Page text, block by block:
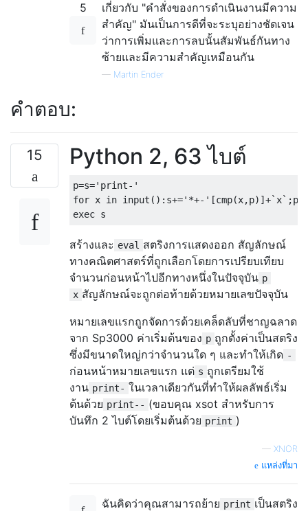
[1,1,2,2,3,3]
1*1+2*2+3*3
[5,5,4,4,3,3]
0
3-1+4-1+5+9-2+6-5-3+5+9
29
7637-388+389-388-387-12-0*0+34+35*35-
5
เกี่ยวกับ "คำสั่งของการดำเนินงานมีความ
สำคัญ" มันเป็นการดีที่จะระบุอย่างชัดเจน
ว่าการเพิ่มและการลบนั้นสัมพันธ์กันทาง
ซ้ายและมีความสำคัญเหมือนกัน
— Martin Ender
คำตอบ:
15 Python 2, 63 ไบต์
p=s='print-'
for x in input (): s+='*+-' [cmp(x,p)]+` x`;p
exec s
สร้างและ eval สตริงการแสดงออก สัญลักษณ์
ทางคณิตศาสตร์ที่ถูกเลือกโดยการเปรียบเทียบ
จำนวนก่อนหน้าไปอีกทางหนึ่งในปัจจุบัน p
x สัญลักษณ์จะถูกต่อท้ายด้วยหมายเลขปัจจุบัน
หมายเลขแรกถูกจัดการด้วยเคล็ดลับที่ชาญฉลาด
จาก Sp3000 ค่าเริ่มต้นของ p ถูกตั้งค่าเป็นสตริง
ซึ่งมีขนาดใหญ่กว่าจำนวนใด ๆ และทำให้เกิด -
ก่อนหน้าหมายเลขแรก แต่ s ถูกเตรียมใช้
งาน print- ในเวลาเดียวกันที่ทำให้ผลลัพธ์เริ่ม
ต้นด้วย print-- (ขอบคุณ xsot สำหรับการ
บันทึก 2 ไบต์โดยเริ่มต้นด้วย print )
— XNOR
แหล่งที่มา
ฉันคิดว่าคุณสามารถย้าย print เป็นสตริง